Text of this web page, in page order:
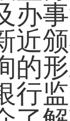
办
近
的
行